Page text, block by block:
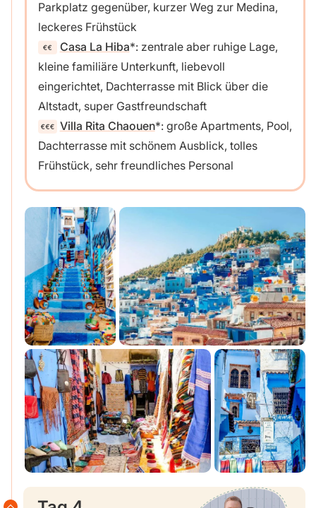
Parkplatz gegenüber, kurzer Weg zur Medina,
leckeres Frühstück
Casa La Hiba : zentrale aber ruhige Lage,
kleine familiäre Unterkunft, liebevoll
eingerichtet, Dachterrasse mit Blick über die
Altstadt, super Gastfreundschaft
Villa Rita Chaouen : große Apartments, Pool,
Dachterrasse mit schönem Ausblick, tolles
Frühstück, sehr freundliches Personal